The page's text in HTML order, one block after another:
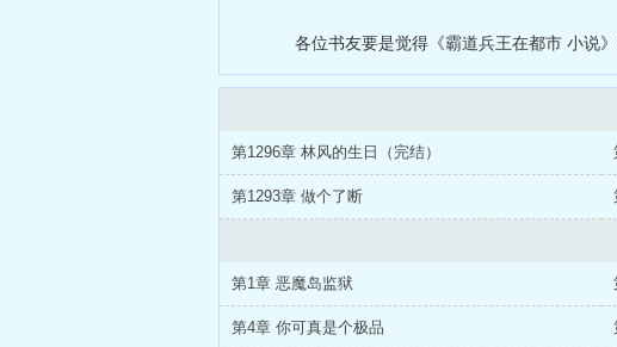
各位书友要是觉得《霸道兵王在都市 小说
第1296章 林风的生日（完结）
第1293章 做个了断
第1章 恶魔岛监狱
第4章 你可真是个极品